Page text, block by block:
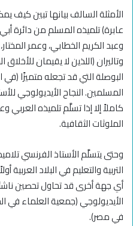
الأمثلة السالف بيانها تبين كيف
عابرة) تلميذه المسلم من دائرة
وعبد الكريم الخطابي، وعمر
وتاليران (اللذين لا يقيمان
البوصلة التي قد تجعله متميزًا
المسلمين. النجاح الأيديولوجي
كاملاً إلا إذا تسلَّم تلميذه
الملوثات الثقافية.
وحتى يتسلَّم الأستاذ الفرنسي
التربية والتعليم في البلاد
أي جهة أخرى قد تحاول تحصين
الأيديولوجي (جمعية العلماء في
في مصر).